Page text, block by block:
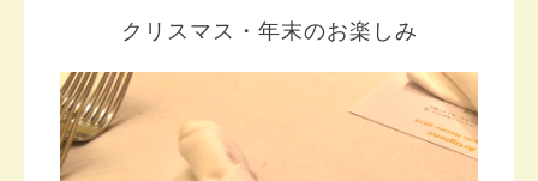
クリスマス・年末のお楽しみ